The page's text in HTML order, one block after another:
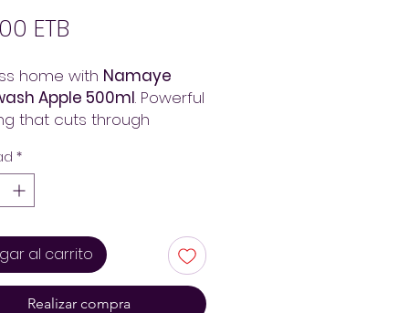
ETB
home with Namaye
Apple 500ml. Powerful
that cuts through
Always pay less!
*
al carrito
Realizar compra